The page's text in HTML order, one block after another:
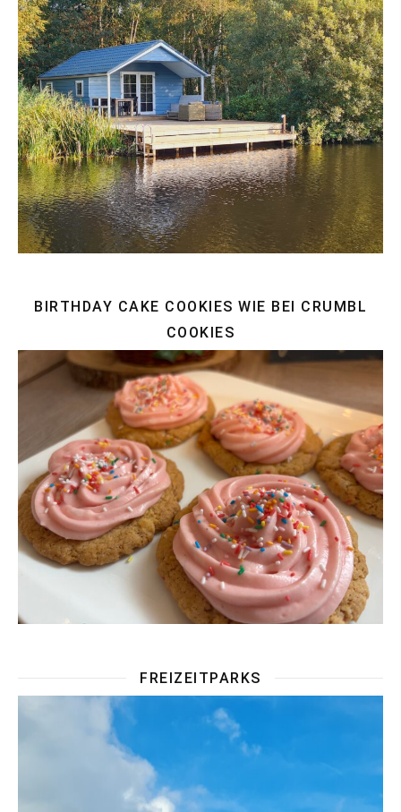
BIRTHDAY CAKE COOKIES WIE BEI CRUMBL
COOKIES
FREIZEITPARKS